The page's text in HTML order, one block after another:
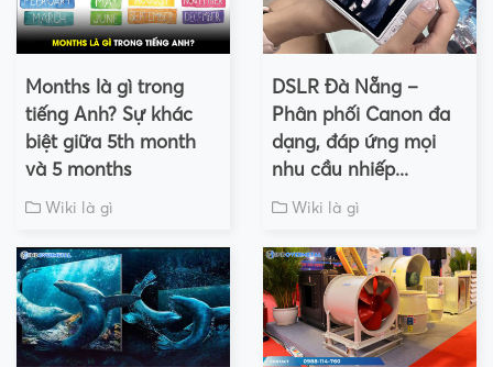
Months là gì trong
tiếng Anh? Sự khác
biệt giữa 5th month
và 5 months
Wiki là gì
DSLR Đà Nẵng –
Phân phối Canon đa
dạng, đáp ứng mọi
nhu cầu nhiếp...
Wiki là gì